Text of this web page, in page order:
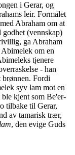
i Gerar, og
leir. Formålet
Abraham om at
(vennskap)
ga Abraham
om en
tjenere
- han
brønnen. Fordi
syv lam mot en
kjent som Be'er-
tilbake til Gerar,
av tamarisk trær,
, den evige Guds